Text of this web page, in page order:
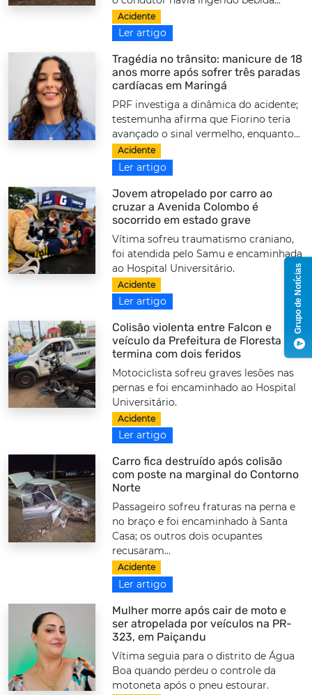
Acidente
Ler artigo
Tragédia no trânsito: manicure de 18
anos morre após sofrer três paradas
cardíacas em Maringá
PRF investiga a dinâmica do acidente;
testemunha afirma que Fiorino teria
avançado o sinal vermelho, enquanto...
Acidente
Ler artigo
Jovem atropelado por carro ao
cruzar a Avenida Colombo é
socorrido em estado grave
Vítima sofreu traumatismo craniano,
foi atendida pelo Samu e encaminhada
ao Hospital Universitário.
Acidente
Ler artigo
Colisão violenta entre Falcon e
veículo da Prefeitura de Floresta
termina com dois feridos
Motociclista sofreu graves lesões nas
pernas e foi encaminhado ao Hospital
Universitário.
Acidente
Ler artigo
Carro fica destruído após colisão
com poste na marginal do Contorno
Norte
Passageiro sofreu fraturas na perna e
no braço e foi encaminhado à Santa
Casa; os outros dois ocupantes
recusaram...
Acidente
Ler artigo
Mulher morre após cair de moto e
ser atropelada por veículos na PR-
323, em Paiçandu
Vítima seguia para o distrito de Água
Boa quando perdeu o controle da
motoneta após o pneu estourar.
Grupo de Notícias